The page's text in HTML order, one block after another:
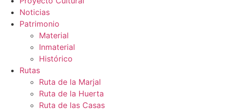
Noticias
Patrimonio
Material
Inmaterial
Histórico
Rutas
Ruta de la Marjal
Ruta de la Huerta
Ruta de las Casas